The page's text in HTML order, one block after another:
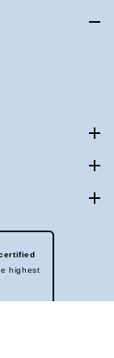
highest